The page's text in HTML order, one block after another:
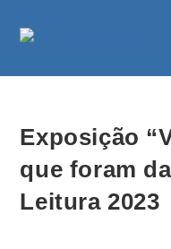
Exposição
que foram
Leitura 2023